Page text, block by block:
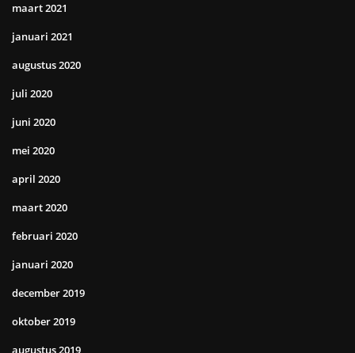
maart 2021
januari 2021
augustus 2020
juli 2020
juni 2020
mei 2020
april 2020
maart 2020
februari 2020
januari 2020
december 2019
oktober 2019
augustus 2019